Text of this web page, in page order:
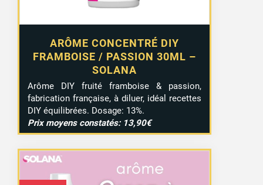
ARÔME CONCENTRÉ DIY
FRAMBOISE / PASSION 30ML –
SOLANA
Arôme DIY fruité framboise & passion,
fabrication française, à diluer, idéal recettes
DIY équilibrées. Dosage: 13%.
Prix moyens constatés: 13,90€